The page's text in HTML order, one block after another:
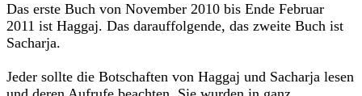
Das erste Buch von November 2010 bis Ende Februar
2011 ist Haggaj. Das darauffolgende, das zweite Buch ist
Sacharja.
Jeder sollte die Botschaften von Haggaj und Sacharja lesen